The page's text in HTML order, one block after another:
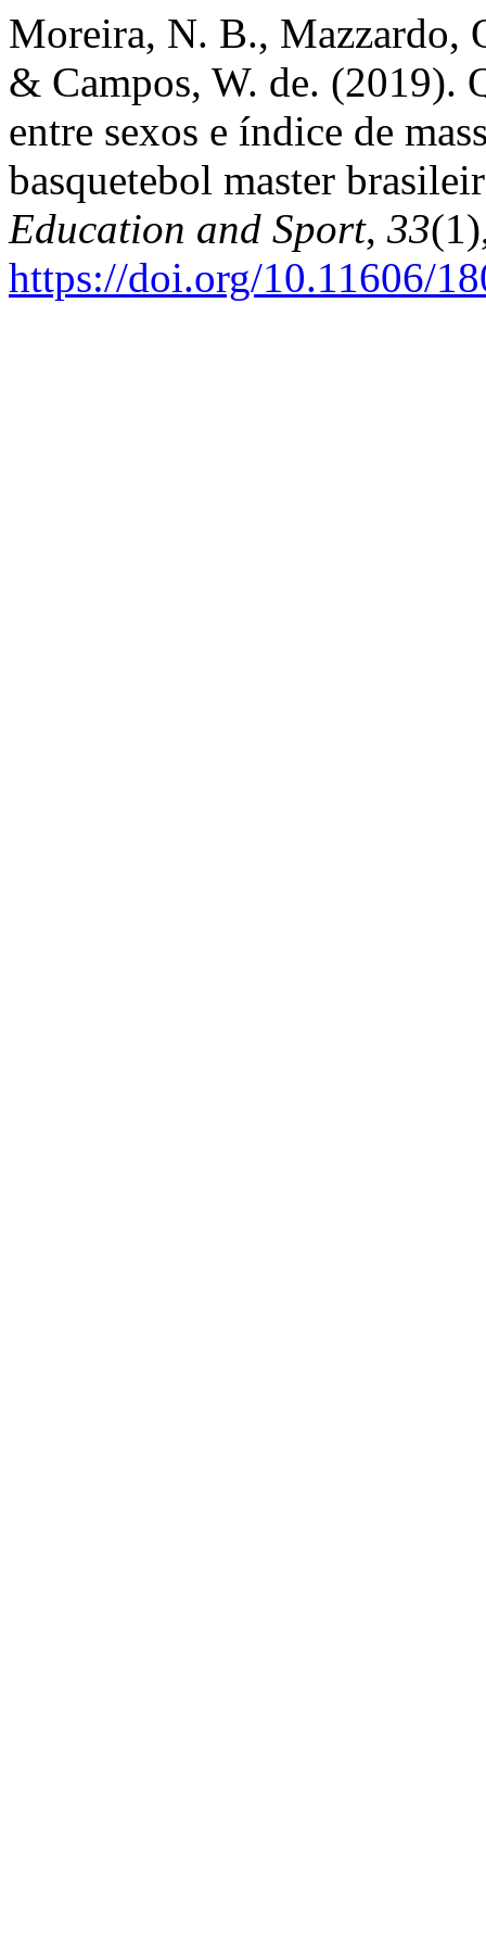
Moreira, N. B., Mazzardo,
& Campos, W. de. (2019).
entre sexos e índice de
basquetebol master
Education and Sport, 33
https://doi.org/10.11606/